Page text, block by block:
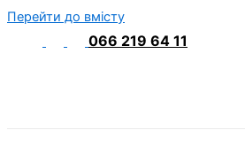
Перейти до вмісту
066 219 64 11